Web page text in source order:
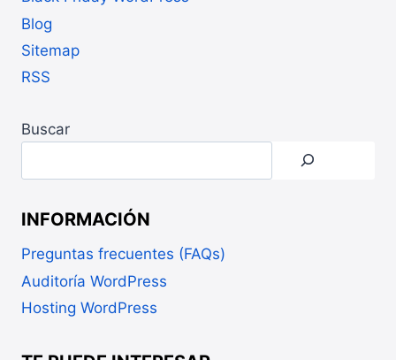
Blog
Sitemap
RSS
Buscar
INFORMACIÓN
Preguntas frecuentes (FAQs)
Auditoría WordPress
Hosting WordPress